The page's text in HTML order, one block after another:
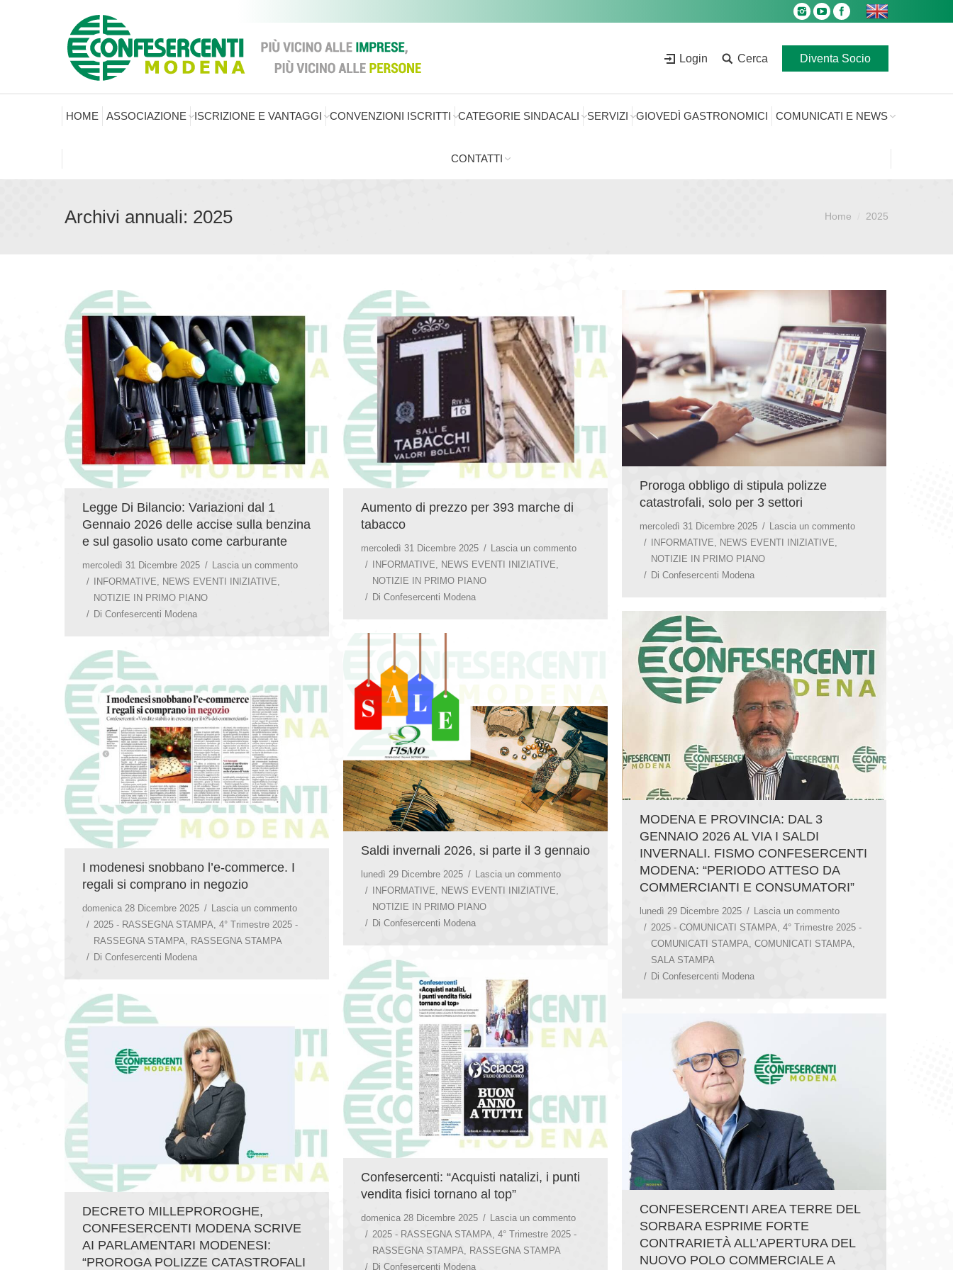
Login Cerca Diventa Socio
HOME ASSOCIAZIONE ISCRIZIONE E VANTAGGI CONVENZIONI ISCRITTI CATEGORIE SINDACALI SERVIZI GIOVEDÌ GASTRONOMICI COMUNICATI E NEWS
CONTATTI
Archivi annuali: 2025 Home 2025
Legge Di Bilancio: Variazioni dal 1
Gennaio 2026 delle accise sulla benzina
e sul gasolio usato come carburante
mercoledì 31 Dicembre 2025
Lascia un commento
INFORMATIVE
NEWS EVENTI INIZIATIVE
NOTIZIE IN PRIMO PIANO
Di Confesercenti Modena
Aumento di prezzo per 393 marche di
tabacco
mercoledì 31 Dicembre 2025
Lascia un commento
INFORMATIVE
NEWS EVENTI INIZIATIVE
NOTIZIE IN PRIMO PIANO
Di Confesercenti Modena
Proroga obbligo di stipula polizze
catastrofali, solo per 3 settori
mercoledì 31 Dicembre 2025
Lascia un commento
INFORMATIVE
NEWS EVENTI INIZIATIVE
NOTIZIE IN PRIMO PIANO
Di Confesercenti Modena
MODENA E PROVINCIA: DAL 3
GENNAIO 2026 AL VIA I SALDI
INVERNALI. FISMO CONFESERCENTI
MODENA: “PERIODO ATTESO DA
COMMERCIANTI E CONSUMATORI”
lunedì 29 Dicembre 2025
Lascia un commento
2025 - COMUNICATI STAMPA, 4° Trimestre 2025 -
COMUNICATI STAMPA, COMUNICATI STAMPA,
SALA STAMPA
Di Confesercenti Modena
Saldi invernali 2026, si parte il 3 gennaio
lunedì 29 Dicembre 2025
Lascia un commento
INFORMATIVE
NEWS EVENTI INIZIATIVE
NOTIZIE IN PRIMO PIANO
Di Confesercenti Modena
I modenesi snobbano l’e-commerce. I
regali si comprano in negozio
domenica 28 Dicembre 2025
Lascia un commento
2025 - RASSEGNA STAMPA 4° Trimestre 2025 -
RASSEGNA STAMPA
RASSEGNA STAMPA
Di Confesercenti Modena
Confesercenti: “Acquisti natalizi, i punti
vendita fisici tornano al top”
domenica 28 Dicembre 2025
Lascia un commento
2025 - RASSEGNA STAMPA 4° Trimestre 2025 -
RASSEGNA STAMPA
RASSEGNA STAMPA
Di Confesercenti Modena
DECRETO MILLEPROROGHE,
CONFESERCENTI MODENA SCRIVE
AI PARLAMENTARI MODENESI:
“PROROGA POLIZZE CATASTROFALI
CONFESERCENTI AREA TERRE DEL
SORBARA ESPRIME FORTE
CONTRARIETÀ ALL’APERTURA DEL
NUOVO POLO COMMERCIALE A